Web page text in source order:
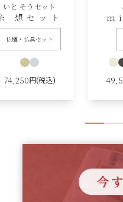
いと そうセット
想セット
仏壇・仏具セット
74,250円(税込)